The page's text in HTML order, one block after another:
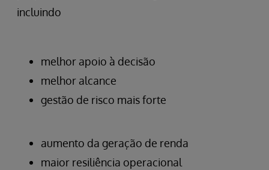
incluindo
melhor apoio à decisão
melhor alcance
gestão de risco mais forte
aumento da geração de renda
maior resiliência operacional